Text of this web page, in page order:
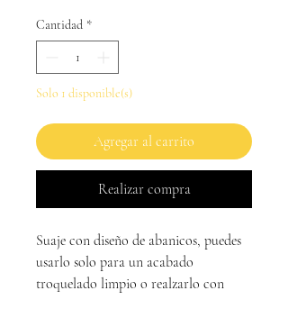
Cantidad *
Solo 1 disponible(s)
Agregar al carrito
Realizar compra
Suaje con diseño de abanicos, puedes
usarlo solo para un acabado
troquelado limpio o realzarlo con